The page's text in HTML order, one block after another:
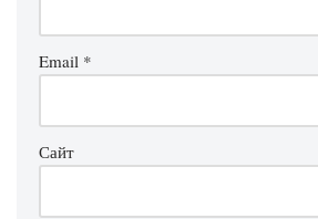
Email *
Сайт